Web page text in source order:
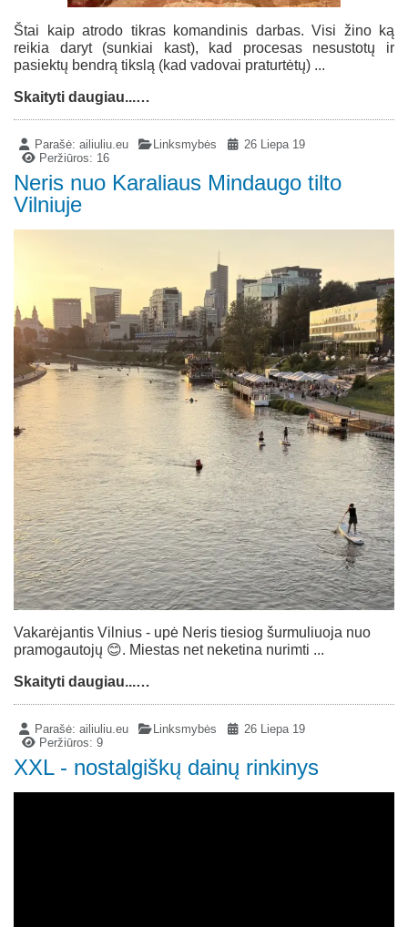
Štai kaip atrodo tikras komandinis darbas. Visi žino ką
reikia daryt (sunkiai kast), kad procesas nesustotų ir
pasiektų bendrą tikslą (kad vadovai praturtėtų) ...
Skaityti daugiau...…
Parašė:ailiuliu.eu Linksmybės
26 Liepa 19
Peržiūros: 16
Neris nuo Karaliaus Mindaugo tilto
Vilniuje
Vakarėjantis Vilnius - upė Neris tiesiog šurmuliuoja nuo
pramogautojų 😊. Miestas net neketina nurimti ...
Skaityti daugiau...…
Parašė:ailiuliu.eu Linksmybės
26 Liepa 19
Peržiūros: 9
XXL - nostalgiškų dainų rinkinys